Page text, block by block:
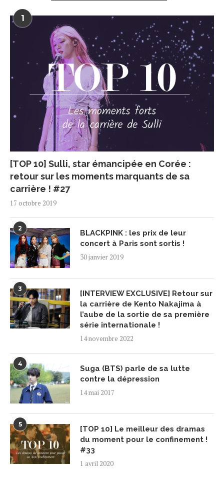
1
[TOP 10] Sulli, star émancipée en Corée :
retour sur les moments marquants de sa
carrière ! #27
17 octobre 2019
2
BLACKPINK : les prix de leur
concert à Paris sont sortis !
30 janvier 2019
3
[INTERVIEW EXCLUSIVE] Retour sur
la carrière de Kento Nakajima à
l’aube de la sortie de sa première
série internationale !
14 novembre 2022
4
Suga (BTS) parle de sa lutte
contre la dépression
14 mai 2017
5
[TOP 10] Le meilleur des dramas
du moment pour le confinement !
#33
1 avril 2020